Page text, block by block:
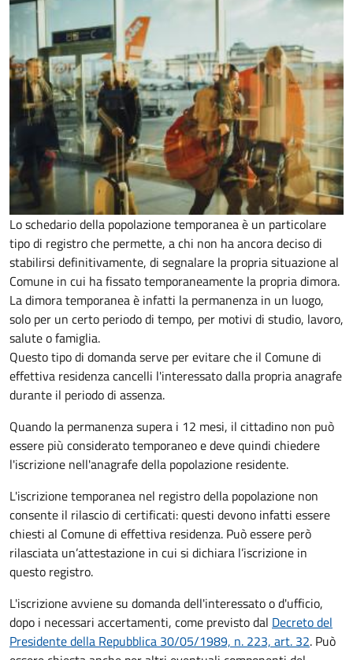
Lo schedario della popolazione temporanea è un particolare
tipo di registro che permette, a chi non ha ancora deciso di
stabilirsi definitivamente, di segnalare la propria situazione al
Comune in cui ha fissato temporaneamente la propria dimora.
La dimora temporanea è infatti la permanenza in un luogo,
solo per un certo periodo di tempo, per motivi di studio, lavoro,
salute o famiglia.
Questo tipo di domanda serve per evitare che il Comune di
effettiva residenza cancelli l'interessato dalla propria anagrafe
durante il periodo di assenza.
Quando la permanenza supera i 12 mesi, il cittadino non può
essere più considerato temporaneo e deve quindi chiedere
l'iscrizione nell'anagrafe della popolazione residente.
L'iscrizione temporanea nel registro della popolazione non
consente il rilascio di certificati: questi devono infatti essere
chiesti al Comune di effettiva residenza. Può essere però
rilasciata un’attestazione in cui si dichiara l’iscrizione in
questo registro.
L'iscrizione avviene su domanda dell'interessato o d'ufficio,
dopo i necessari accertamenti, come previsto dal Decreto del
Presidente della Repubblica 30/05/1989, n. 223, art. 32. Può